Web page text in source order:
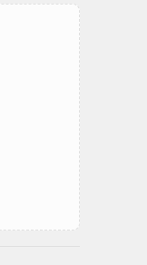
常湯水，確是一件幸
齊身體健康！」的理
到你/妳家中，從而